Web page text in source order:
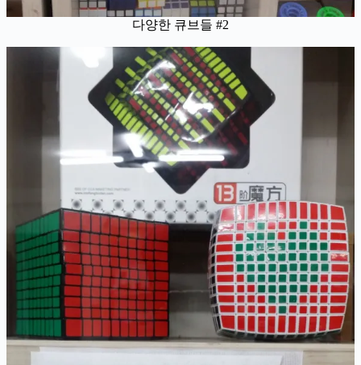
다양한 큐브들 #2